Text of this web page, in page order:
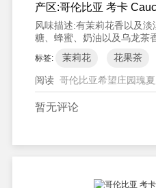
产区:哥伦比亚 考卡
风味描述:有茉莉花香以及淡
糖、蜂蜜、奶油以及乌龙茶
标签: 茉莉花 花果茶
阅读 哥伦比亚希望庄园瑰
暂无评论